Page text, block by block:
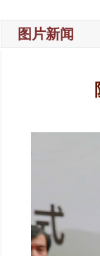
图片新闻